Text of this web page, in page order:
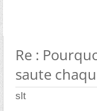
Re :
saute
slt